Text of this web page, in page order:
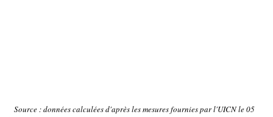
Source : données calculées d'après les mesures fournies par l'UICN le 05